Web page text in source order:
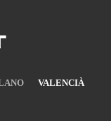
VALENCIÀ